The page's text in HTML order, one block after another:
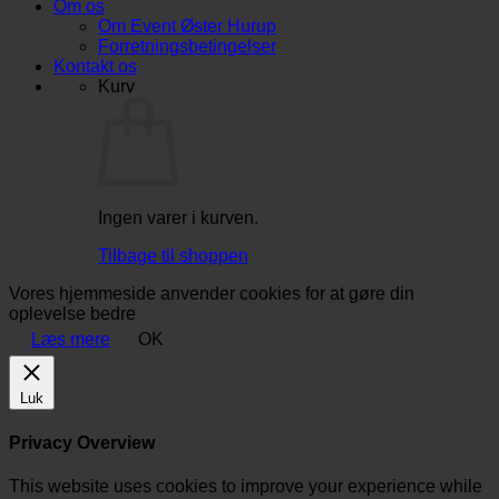
Om os
Om Event Øster Hurup
Forretningsbetingelser
Kontakt os
Kurv
Ingen varer i kurven.
Tilbage til shoppen
Vores hjemmeside anvender cookies for at gøre din
oplevelse bedre
Læs mere
OK
Luk
Privacy Overview
This website uses cookies to improve your experience while